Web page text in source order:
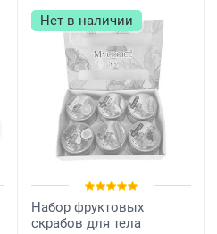
Нет в наличии
Набор фруктовых
скрабов для тела